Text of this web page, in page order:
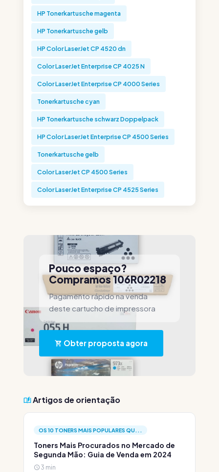
HP Tonerkartusche magenta
HP Tonerkartusche gelb
HP Color LaserJet CP 4520 dn
Color LaserJet Enterprise CP 4025 N
Color LaserJet Enterprise CP 4000 Series
Tonerkartusche cyan
HP Tonerkartusche schwarz Doppelpack
HP Color LaserJet Enterprise CP 4500 Series
Tonerkartusche gelb
Color LaserJet CP 4500 Series
Color LaserJet Enterprise CP 4525 Series
Pouco espaço?
Compramos 106R02218
Pagamento rápido na venda
deste cartucho de impressora
Obter proposta agora
Artigos de orientação
OS 10 TONERS MAIS POPULARES QU...
Toners Mais Procurados no Mercado de
Segunda Mão: Guia de Venda em 2024
3 min